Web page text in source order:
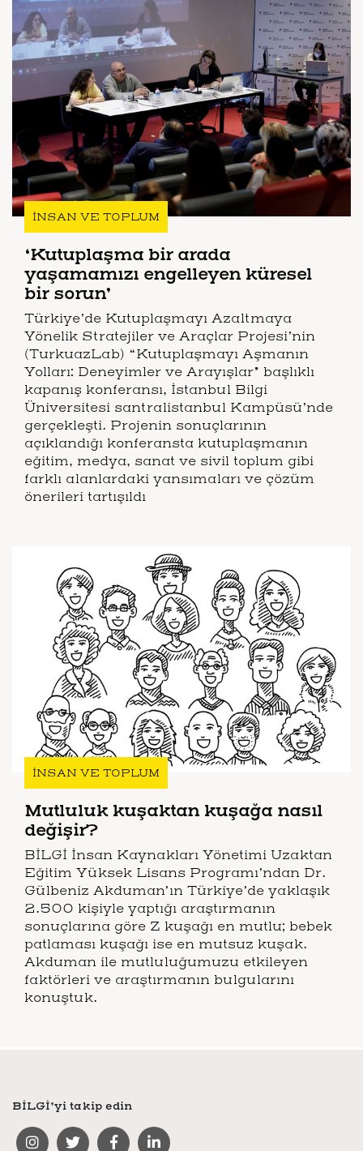
İNSAN VE TOPLUM
‘Kutuplaşma bir arada
yaşamamızı engelleyen küresel
bir sorun’
Türkiye’de Kutuplaşmayı Azaltmaya
Yönelik Stratejiler ve Araçlar Projesi’nin
(TurkuazLab) “Kutuplaşmayı Aşmanın
Yolları: Deneyimler ve Arayışlar” başlıklı
kapanış konferansı, İstanbul Bilgi
Üniversitesi santralistanbul Kampüsü’nde
gerçekleşti. Projenin sonuçlarının
açıklandığı konferansta kutuplaşmanın
eğitim, medya, sanat ve sivil toplum gibi
farklı alanlardaki yansımaları ve çözüm
önerileri tartışıldı
İNSAN VE TOPLUM
Mutluluk kuşaktan kuşağa nasıl
değişir?
BİLGİ İnsan Kaynakları Yönetimi Uzaktan
Eğitim Yüksek Lisans Programı’ndan Dr.
Gülbeniz Akduman’ın Türkiye’de yaklaşık
2.500 kişiyle yaptığı araştırmanın
sonuçlarına göre Z kuşağı en mutlu; bebek
patlaması kuşağı ise en mutsuz kuşak.
Akduman ile mutluluğumuzu etkileyen
faktörleri ve araştırmanın bulgularını
konuştuk.
BİLGİ’yi takip edin